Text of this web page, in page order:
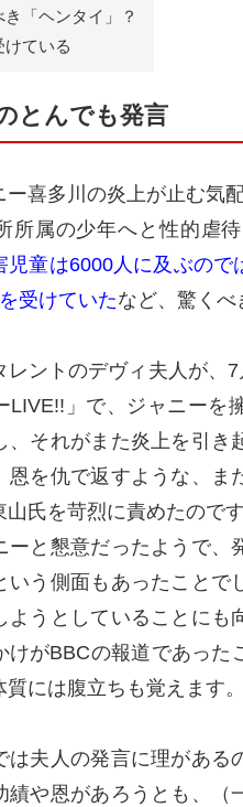
「ヘンタイ」？
けている
とんでも発言
喜多川の炎上が止む気配
属の少年へと性的虐
児童は6000人に及ぶので
受けていたなど、驚くべ
ントのデヴィ夫人が、
LIVE!!」で、ジャニーを
、それがまた炎上を引
恩を仇で返すような、
氏を苛烈に責めたのです
と懇意だったようで、
いう側面もあったことで
ようとしていることにも
けがBBCの報道であった
には腹立ちも覚えます。
夫人の発言に理がある
績や恩があろうとも、（